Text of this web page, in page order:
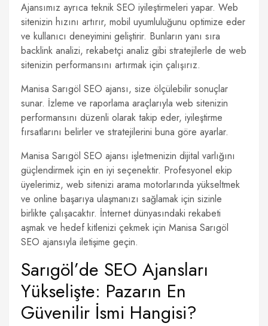
Ajansımız ayrıca teknik SEO iyileştirmeleri yapar. Web
sitenizin hızını artırır, mobil uyumluluğunu optimize eder
ve kullanıcı deneyimini geliştirir. Bunların yanı sıra
backlink analizi, rekabetçi analiz gibi stratejilerle de web
sitenizin performansını artırmak için çalışırız.
Manisa Sarıgöl SEO ajansı, size ölçülebilir sonuçlar
sunar. İzleme ve raporlama araçlarıyla web sitenizin
performansını düzenli olarak takip eder, iyileştirme
fırsatlarını belirler ve stratejilerini buna göre ayarlar.
Manisa Sarıgöl SEO ajansı işletmenizin dijital varlığını
güçlendirmek için en iyi seçenektir. Profesyonel ekip
üyelerimiz, web sitenizi arama motorlarında yükseltmek
ve online başarıya ulaşmanızı sağlamak için sizinle
birlikte çalışacaktır. İnternet dünyasındaki rekabeti
aşmak ve hedef kitlenizi çekmek için Manisa Sarıgöl
SEO ajansıyla iletişime geçin.
Sarıgöl’de SEO Ajansları
Yükselişte: Pazarın En
Güvenilir İsmi Hangisi?